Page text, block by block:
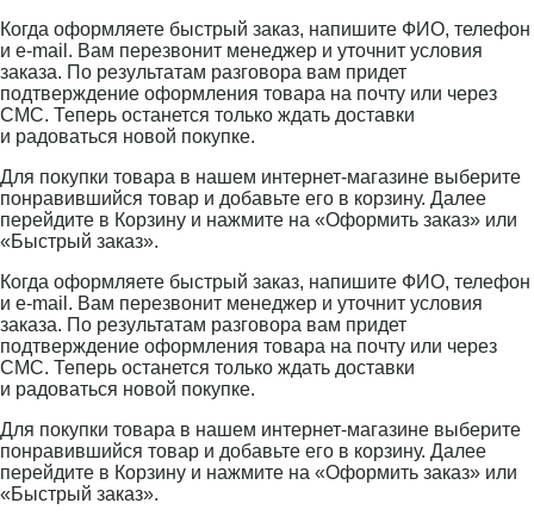
Когда оформляете быстрый заказ, напишите ФИО, телефон
и e-mail. Вам перезвонит менеджер и уточнит условия
заказа. По результатам разговора вам придет
подтверждение оформления товара на почту или через
СМС. Теперь останется только ждать доставки
и радоваться новой покупке.
Для покупки товара в нашем интернет-магазине выберите
понравившийся товар и добавьте его в корзину. Далее
перейдите в Корзину и нажмите на «Оформить заказ» или
«Быстрый заказ».
Когда оформляете быстрый заказ, напишите ФИО, телефон
и e-mail. Вам перезвонит менеджер и уточнит условия
заказа. По результатам разговора вам придет
подтверждение оформления товара на почту или через
СМС. Теперь останется только ждать доставки
и радоваться новой покупке.
Для покупки товара в нашем интернет-магазине выберите
понравившийся товар и добавьте его в корзину. Далее
перейдите в Корзину и нажмите на «Оформить заказ» или
«Быстрый заказ».